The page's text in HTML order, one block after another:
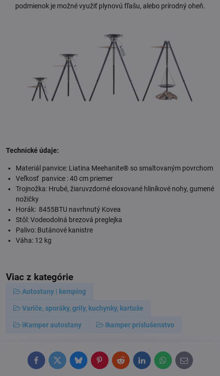
podmienok je možné využiť plynovú fľašu, alebo prírodný oheň.
Technické údaje:
Materiál panvice: Liatina Meehanite® so smaltovaným povrchom
Veľkosť panvice : 40 cm priemer
Trojnožka: Hrubé, žiaruvzdorné eloxované hliníkové nohy, gumené
nožičky
Horák: 8455BTU navrhnutý Kovea
Stôl: Vodeodolná brezová preglejka
Palivo: Butánové kanistre
Váha: 12 kg
Viac z kategórie
Autostany | kemping
Variče, sporáky, grily, kuchynky, kartuše
iKamper autostany Ikamper príslušenstvo
FacebookTwitterBlueskyPinterestRedditLinkedInWhatsApp
E-
mail